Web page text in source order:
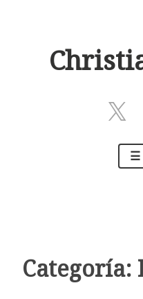
Categoría: